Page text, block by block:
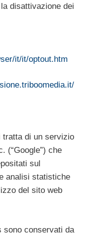
disattivazione dei
it/it/optout.htm
tratta di un servizio
(“Google”) che
sul
analisi statistiche
del sito web
sono conservati da